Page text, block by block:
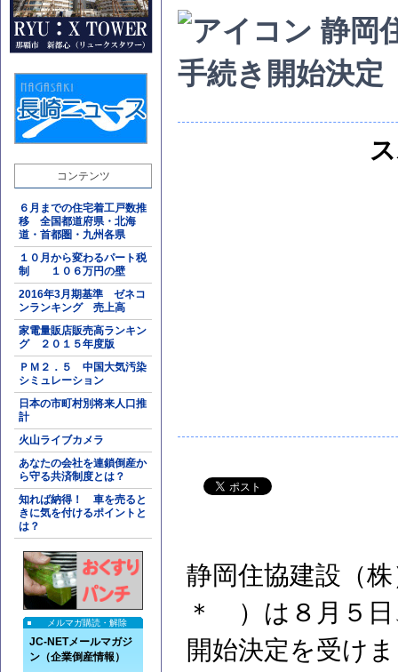
コンテンツ
６月までの住宅着工戸数推
移 全国都道府県・北海
道・首都圏・九州各県
１０月から変わるパート税
制 １０６万円の壁
2016年3月期基準 ゼネコ
ンランキング 売上高
家電量販店販売高ランキン
グ ２０１５年度版
ＰＭ２．５ 中国大気汚染
シミュレーション
日本の市町村別将来人口推
計
火山ライブカメラ
あなたの会社を連鎖倒産か
ら守る共済制度とは？
知れば納得！ 車を売ると
きに気を付けるポイントと
は？
メルマガ購読・解除
JC-NETメールマガジ
ン（企業倒産情報）
静岡
手続き開始決定
静岡住協建設（
＊ ）は８月５日
開始決定を受け